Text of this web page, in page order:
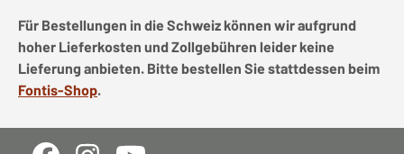
Für Bestellungen in die Schweiz können wir aufgrund
hoher Lieferkosten und Zollgebühren leider keine
Lieferung anbieten. Bitte bestellen Sie stattdessen beim
Fontis-Shop.